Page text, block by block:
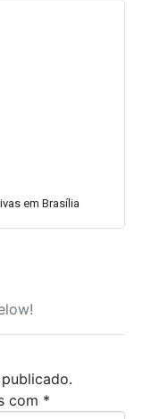
em Brasília
com *